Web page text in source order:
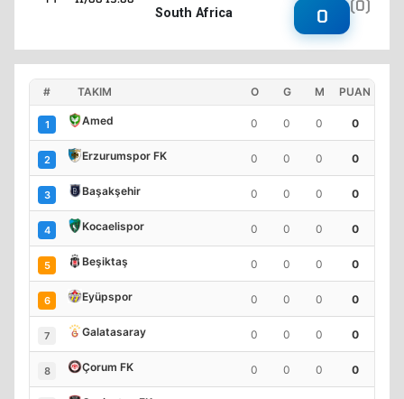
South Africa
0
(0)
# TAKIM O G M PUAN
1 Amed 0 0 0 0
2 Erzurumspor FK 0 0 0 0
3 Başakşehir 0 0 0 0
4 Kocaelispor 0 0 0 0
5 Beşiktaş 0 0 0 0
6 Eyüpspor 0 0 0 0
7 Galatasaray 0 0 0 0
8 Çorum FK 0 0 0 0